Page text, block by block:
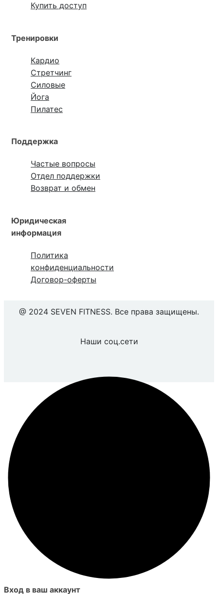
Купить доступ
Тренировки
Кардио
Стретчинг
Силовые
Йога
Пилатес
Поддержка
Частые вопросы
Отдел поддержки
Возврат и обмен
Юридическая
информация
Политика
конфиденциальности
Договор-оферты
@ 2024 SEVEN FITNESS. Все права защищены.
Наши соц.сети
Вход в ваш аккаунт